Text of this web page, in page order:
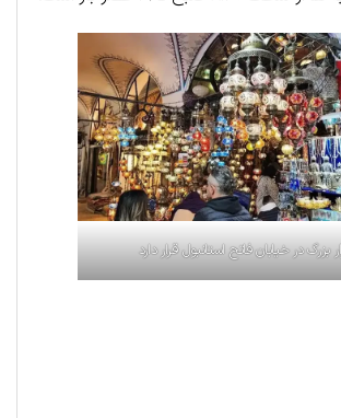
بزرگ در خیابان فاتح استانبول قرار دارد